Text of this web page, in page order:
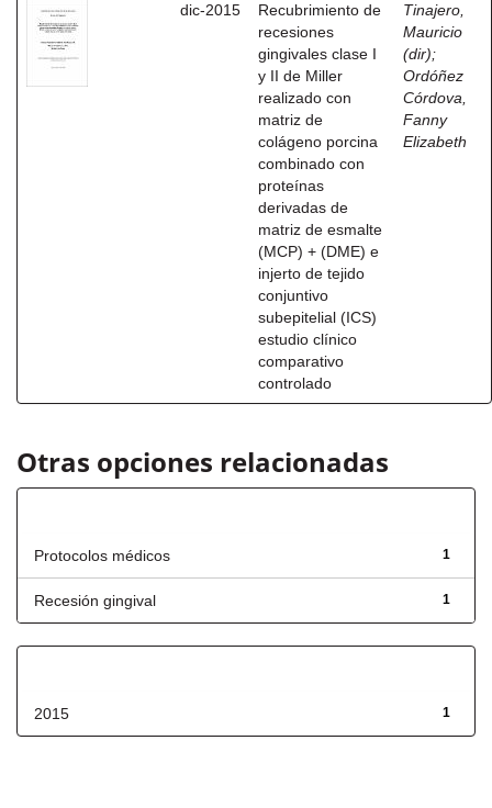
dic-2015
Recubrimiento de
recesiones
gingivales clase I
y II de Miller
realizado con
matriz de
colágeno porcina
combinado con
proteínas
derivadas de
matriz de esmalte
(MCP) + (DME) e
injerto de tejido
conjuntivo
subepitelial (ICS)
estudio clínico
comparativo
controlado
Tinajero,
Mauricio
(dir);
Ordóñez
Córdova,
Fanny
Elizabeth
Otras opciones relacionadas
1
Protocolos médicos
1
Recesión gingival
1
2015